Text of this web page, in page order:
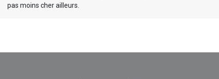
pas moins cher ailleurs.